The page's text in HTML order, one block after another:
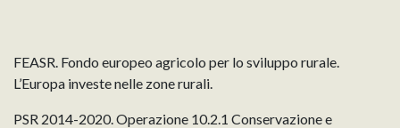
FEASR. Fondo europeo agricolo per lo sviluppo rurale.
L’Europa investe nelle zone rurali.
PSR 2014-2020. Operazione 10.2.1 Conservazione e